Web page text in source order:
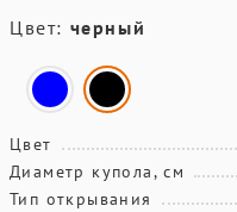
Цвет: черный
Цвет
Диаметр купола, см
Тип открывания